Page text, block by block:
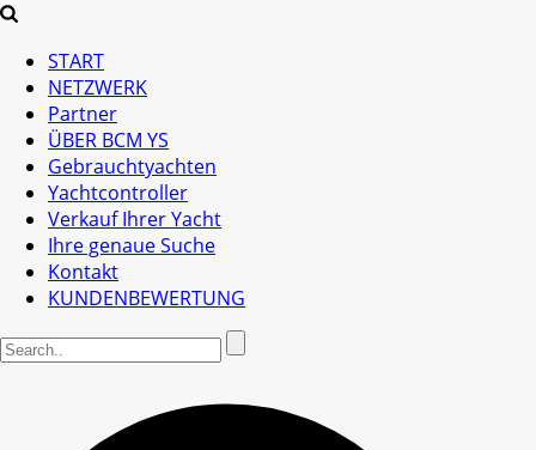
START
NETZWERK
Partner
ÜBER BCM YS
Gebrauchtyachten
Yachtcontroller
Verkauf Ihrer Yacht
Ihre genaue Suche
Kontakt
KUNDENBEWERTUNG